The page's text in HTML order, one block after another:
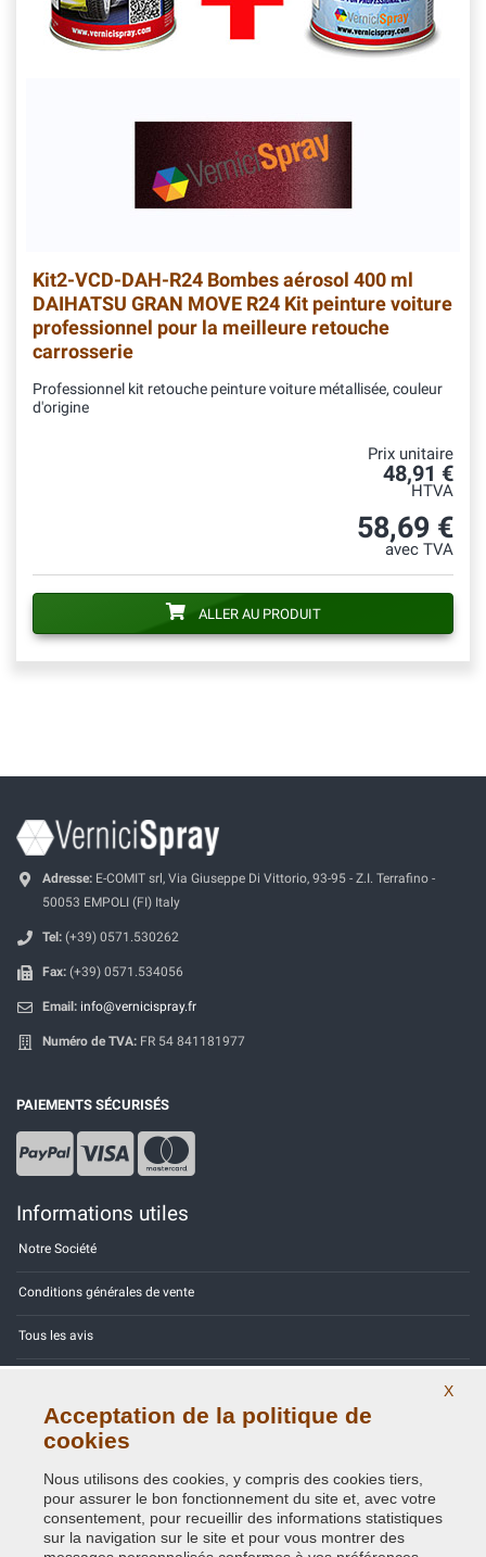
Kit2-VCD-DAH-R24 Bombes aérosol 400 ml
DAIHATSU GRAN MOVE R24 Kit peinture voiture
professionnel pour la meilleure retouche
carrosserie
Professionnel kit retouche peinture voiture métallisée, couleur
d'origine
Prix unitaire
48,91 €
HTVA
58,69 €
avec TVA
ALLER AU PRODUIT
Adresse: E-COMIT srl, Via Giuseppe Di Vittorio, 93-95 - Z.I. Terrafino -
50053 EMPOLI (FI) Italy
Tel: (+39) 0571.530262
Fax: (+39) 0571.534056
Email: info@vernicispray.fr
Numéro de TVA: FR 54 841181977
PAIEMENTS SÉCURISÉS
Informations utiles
Notre Société
Conditions générales de vente
Tous les avis
Contactez-nous
Politique de confidentialité - RGPD
X
Acceptation de la politique de
cookies
Nous utilisons des cookies, y compris des cookies tiers,
pour assurer le bon fonctionnement du site et, avec votre
consentement, pour recueillir des informations statistiques
sur la navigation sur le site et pour vous montrer des